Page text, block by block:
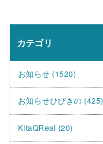
カテゴリ
お知らせ (1520)
お知らせひびきの (425)
KitaQReal (20)